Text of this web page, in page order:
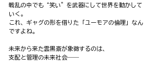
戦乱の中でも“笑い”を武器にして世界を動かして
いく。
これ、ギャグの形を借りた「ユーモアの倫理」なん
ですよね。
未来から来た雲黒斎が象徴するのは、
支配と管理の未来社会――